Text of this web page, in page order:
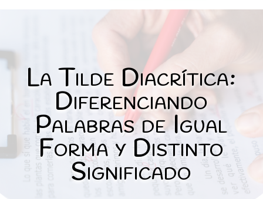
La Tilde Diacrítica:
Diferenciando
Palabras de Igual
Forma y Distinto
Significado